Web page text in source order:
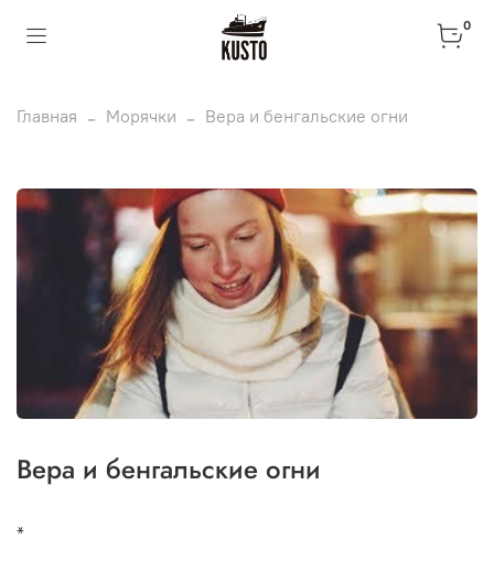
0
Главная Морячки Вера и бенгальские огни
Вера и бенгальские огни
*